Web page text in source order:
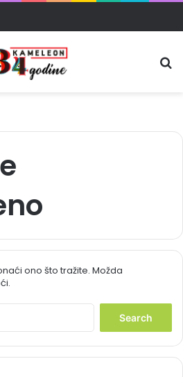
ono što tražite. Možda